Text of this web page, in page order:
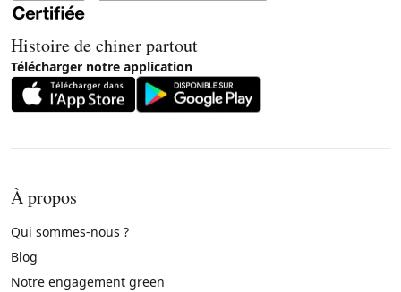
Histoire de chiner partout
Télécharger notre application
À propos
Qui sommes-nous ?
Blog
Notre engagement green